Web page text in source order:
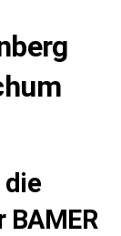
die
BAMER